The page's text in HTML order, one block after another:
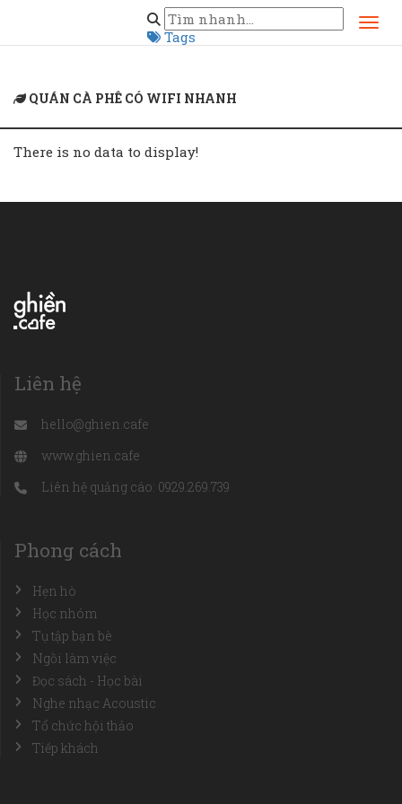
Tags
quán cà phê có wifi nhanh
QUÁN CÀ PHÊ CÓ WIFI NHANH
There is no data to display!
Liên hệ
hello@ghien.cafe
www.ghien.cafe
Liên hệ quảng cáo: 0929.269.739
Phong cách
Hẹn hò
Học nhóm
Tụ tập bạn bè
Ngồi làm việc
Đọc sách - Học bài
Nghe nhạc Acoustic
Tổ chức hội thảo
Tiếp khách